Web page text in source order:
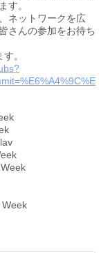
す。
ネットワークを広
さんの参加をお待ち
。